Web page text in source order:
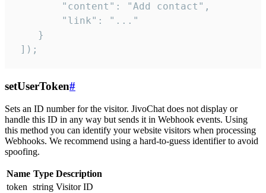
        "content": "Add contact",
        "link": "..."
    }
]);
setUserToken#
Sets an ID number for the visitor. JivoChat does not display or
handle this ID in any way but sends it in Webhook events. Using
this method you can identify your website visitors when processing
Webhooks. We recommend using a hard-to-guess identifier to avoid
spoofing.
Name Type Description
token string Visitor ID